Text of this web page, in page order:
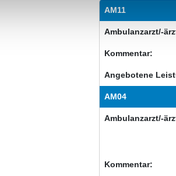
AM11
Ambulanzarzt/-
Kommentar:
Angebotene
AM04
Ambulanzarzt/-
Kommentar: